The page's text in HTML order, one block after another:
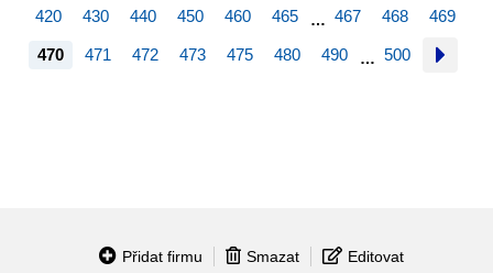
420 430 440 450 460 465 … 467 468 469
470 471 472 473 475 480 490 … 500
Přidat firmu Smazat
Editovat